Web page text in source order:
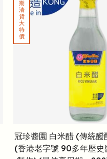
冠珍醬園 白米醋 (傳統醱
(香港老字號 90多年歷史